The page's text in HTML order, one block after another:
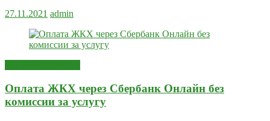
27.11.2021 admin
Оплата ЖКХ через Сбербанк Онлайн без
комиссии за услугу